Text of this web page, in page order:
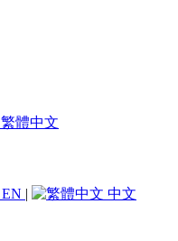
繁體中文
EN | 中文